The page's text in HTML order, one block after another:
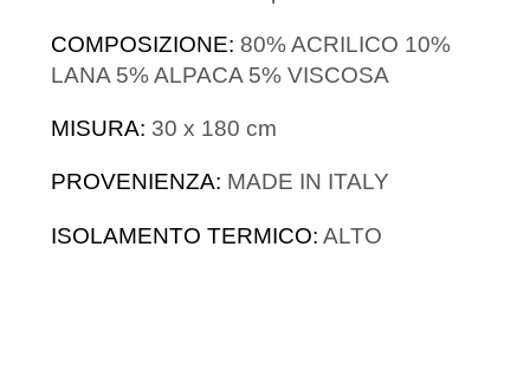
COMPOSIZIONE: 80% ACRILICO 10%
LANA 5% ALPACA 5% VISCOSA
MISURA: 30 x 180 cm
PROVENIENZA: MADE IN ITALY
ISOLAMENTO TERMICO: ALTO